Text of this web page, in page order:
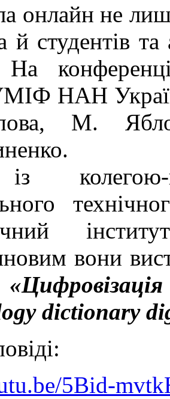
онлайн не
й студентів
На
НАН
М.
колегою-
вони
dictionary
5Bid-